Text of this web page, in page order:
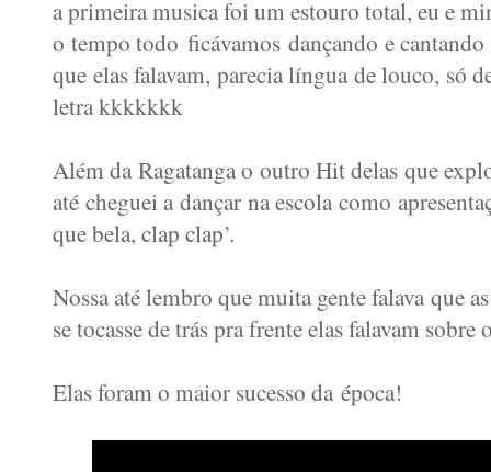
a primeira musica foi um estouro total, eu e
o tempo todo ficávamos dançando e
que elas falavam, parecia língua de louco, só
letra kkkkkkk
Além da Ragatanga o outro Hit delas que
até cheguei a dançar na escola como
que bela, clap clap’.
Nossa até lembro que muita gente falava que
se tocasse de trás pra frente elas falavam
Elas foram o maior sucesso da época!